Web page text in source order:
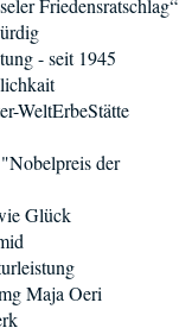
Friedensratschlag“
- seit 1945
WeltErbeStätte
der
Glück
Maja Oeri